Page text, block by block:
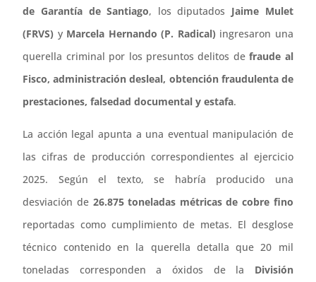
de Garantía de Santiago, los diputados Jaime Mulet
(FRVS) y Marcela Hernando (P. Radical) ingresaron una
querella criminal por los presuntos delitos defraude al
Fisco, administración desleal, obtención fraudulenta de
prestaciones, falsedad documental y estafa.
La acción legal apunta a una eventual manipulación de
las cifras de producción correspondientes al ejercicio
2025. Según el texto, se habría producido una
desviación de 26.875 toneladas métricas de cobre fino
reportadas como cumplimiento de metas. El desglose
técnico contenido en la querella detalla que 20 mil
toneladas corresponden a óxidos de la División